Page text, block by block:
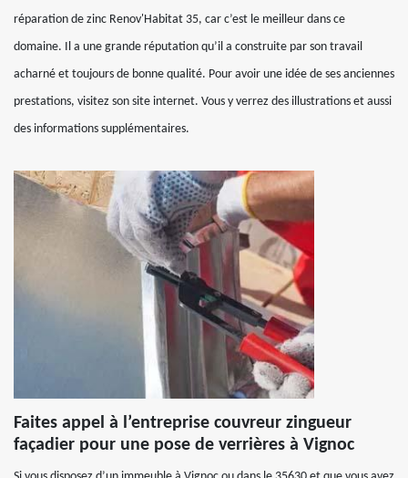
réparation de zinc Renov'Habitat 35, car c’est le meilleur dans ce
domaine. Il a une grande réputation qu’il a construite par son travail
acharné et toujours de bonne qualité. Pour avoir une idée de ses anciennes
prestations, visitez son site internet. Vous y verrez des illustrations et aussi
des informations supplémentaires.
Faites appel à l’entreprise couvreur zingueur
façadier pour une pose de verrières à Vignoc